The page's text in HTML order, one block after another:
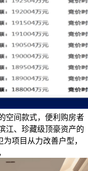
空间款式，便利购房者
江、珍藏级顶豪资产的
项目从力改善户型，